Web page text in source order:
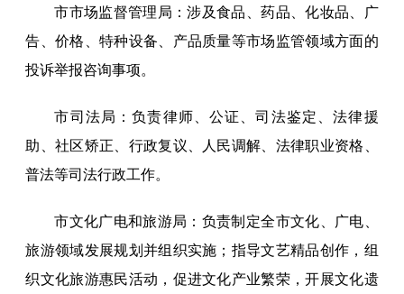
市市场监督管理局：涉及食品、药品、化妆品、广
告、价格、特种设备、产品质量等市场监管领域方面的
投诉举报咨询事项。
市司法局：负责律师、公证、司法鉴定、法律援
助、社区矫正、行政复议、人民调解、法律职业资格、
普法等司法行政工作。
市文化广电和旅游局：负责制定全市文化、广电、
旅游领域发展规划并组织实施；指导文艺精品创作，组
织文化旅游惠民活动，促进文化产业繁荣，开展文化遗